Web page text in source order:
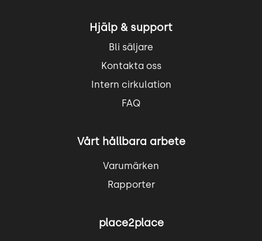
Hjälp & support
Bli säljare
Kontakta oss
Intern cirkulation
FAQ
Vårt hållbara arbete
Varumärken
Rapporter
place2place